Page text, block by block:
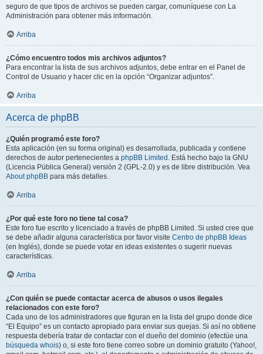
seguro de que tipos de archivos se pueden cargar, comuníquese con La
Administración para obtener más información.
Arriba
¿Cómo encuentro todos mis archivos adjuntos?
Para encontrar la lista de sus archivos adjuntos, debe entrar en el Panel de
Control de Usuario y hacer clic en la opción “Organizar adjuntos”.
Arriba
Acerca de phpBB
¿Quién programó este foro?
Esta aplicación (en su forma original) es desarrollada, publicada y contiene
derechos de autor pertenecientes a phpBB Limited . Está hecho bajo la GNU
(Licencia Pública General) versión 2 (GPL-2.0) y es de libre distribución. Vea
About phpBB para más detalles.
Arriba
¿Por qué este foro no tiene tal cosa?
Este foro fue escrito y licenciado a través de phpBB Limited. Si usted cree que
se debe añadir alguna característica por favor visite Centro de phpBB Ideas
(en Inglés), donde se puede votar en ideas existentes o sugerir nuevas
características.
Arriba
¿Con quién se puede contactar acerca de abusos o usos ilegales
relacionados con este foro?
Cada uno de los administradores que figuran en la lista del grupo donde dice
“El Equipo” es un contacto apropiado para enviar sus quejas. Si así no obtiene
respuesta debería tratar de contactar con el dueño del dominio (efectúe una
búsqueda whois) o, si este foro tiene correo sobre un dominio gratuito (Yahoo!,